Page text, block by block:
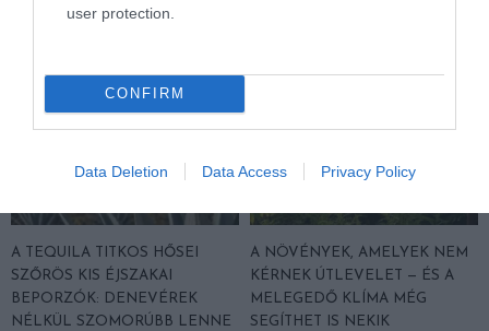
user protection.
CONFIRM
Data Deletion Data Access Privacy Policy
A TEQUILA TITKOS HŐSEI
SZŐRÖS KIS ÉJSZAKAI
BEPORZÓK: DENEVÉREK
NÉLKÜL SZOMORÚBB LENNE
A NÖVÉNYEK, AMELYEK NEM
KÉRNEK ÚTLEVELET — ÉS A
MELEGEDŐ KLÍMA MÉG
SEGÍTHET IS NEKIK